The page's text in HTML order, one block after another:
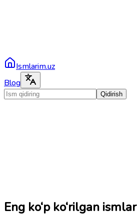
Ismlarim.uz
Blog
Qidirish
Eng ko‘p ko‘rilgan ismlar